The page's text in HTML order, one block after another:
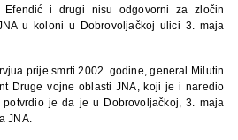
Efendić i drugi nisu odgovorni za zločin
u koloni u Dobrovoljačkoj ulici 3. maja
prije smrti 2002. godine, general Milutin
Druge vojne oblasti JNA, koji je i naredio
je da je u Dobrovoljačkoj, 3. maja
JNA.